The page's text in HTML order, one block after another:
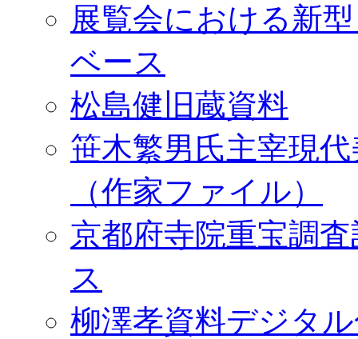
展覧会における新
ベース
松島健旧蔵資料
笹木繁男氏主宰現
（作家ファイル）
京都府寺院重宝調
ス
柳澤孝資料デジタ